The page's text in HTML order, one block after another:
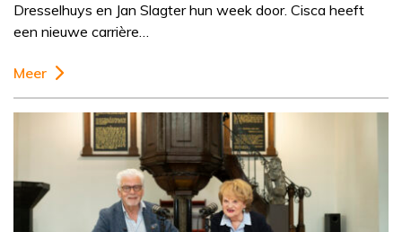
Dresselhuys en Jan Slagter hun week door. Cisca heeft
een nieuwe carrière…
Meer